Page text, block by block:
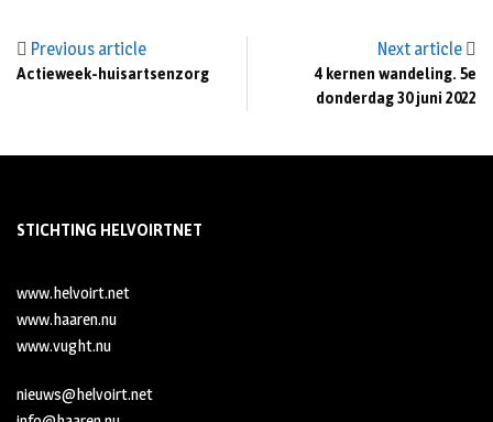
Previous article
Actieweek-huisartsenzorg
Next article
4 kernen wandeling. 5e
donderdag 30 juni 2022
STICHTING HELVOIRTNET
www.helvoirt.net
www.haaren.nu
www.vught.nu
nieuws@helvoirt.net